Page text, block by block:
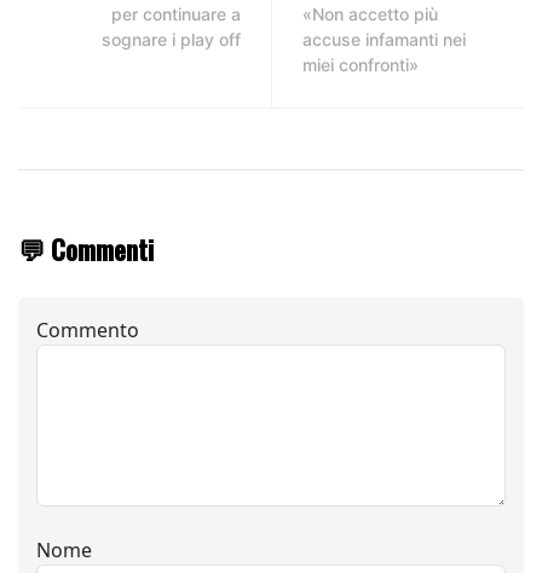
per continuare a
sognare i play off
«Non accetto più
accuse infamanti nei
miei confronti»
💬 Commenti